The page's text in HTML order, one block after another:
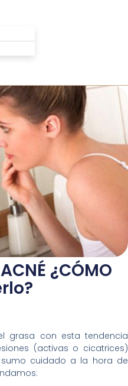
¿CÓMO
grasa con esta tendencia
(activas o cicatrices)
cuidado a la hora de